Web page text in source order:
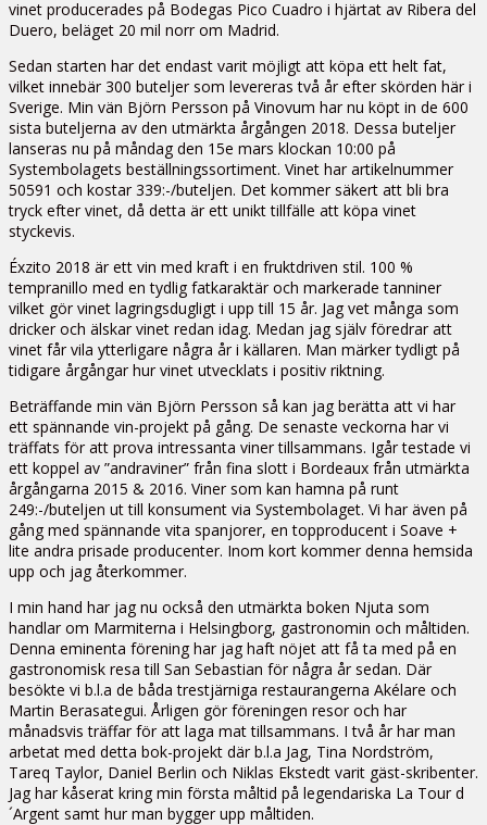
vinet producerades på Bodegas Pico Cuadro i hjärtat av Ribera del
Duero, beläget 20 mil norr om Madrid.
Sedan starten har det endast varit möjligt att köpa ett helt fat,
vilket innebär 300 buteljer som levereras två år efter skörden här i
Sverige. Min vän Björn Persson på Vinovum har nu köpt in de 600
sista buteljerna av den utmärkta årgången 2018. Dessa buteljer
lanseras nu på måndag den 15e mars klockan 10:00 på
Systembolagets beställningssortiment. Vinet har artikelnummer
50591 och kostar 339:-/buteljen. Det kommer säkert att bli bra
tryck efter vinet, då detta är ett unikt tillfälle att köpa vinet
styckevis.
Éxzito 2018 är ett vin med kraft i en fruktdriven stil. 100 %
tempranillo med en tydlig fatkaraktär och markerade tanniner
vilket gör vinet lagringsdugligt i upp till 15 år. Jag vet många som
dricker och älskar vinet redan idag. Medan jag själv föredrar att
vinet får vila ytterligare några år i källaren. Man märker tydligt på
tidigare årgångar hur vinet utvecklats i positiv riktning.
Beträffande min vän Björn Persson så kan jag berätta att vi har
ett spännande vin-projekt på gång. De senaste veckorna har vi
träffats för att prova intressanta viner tillsammans. Igår testade vi
ett koppel av ”andraviner” från fina slott i Bordeaux från utmärkta
årgångarna 2015 & 2016. Viner som kan hamna på runt
249:-/buteljen ut till konsument via Systembolaget. Vi har även på
gång med spännande vita spanjorer, en topproducent i Soave +
lite andra prisade producenter. Inom kort kommer denna hemsida
upp och jag återkommer.
I min hand har jag nu också den utmärkta boken Njuta som
handlar om Marmiterna i Helsingborg, gastronomin och måltiden.
Denna eminenta förening har jag haft nöjet att få ta med på en
gastronomisk resa till San Sebastian för några år sedan. Där
besökte vi b.l.a de båda trestjärniga restaurangerna Akélare och
Martin Berasategui. Årligen gör föreningen resor och har
månadsvis träffar för att laga mat tillsammans. I två år har man
arbetat med detta bok-projekt där b.l.a Jag, Tina Nordström,
Tareq Taylor, Daniel Berlin och Niklas Ekstedt varit gäst-skribenter.
Jag har kåserat kring min första måltid på legendariska La Tour d
´Argent samt hur man bygger upp måltiden.